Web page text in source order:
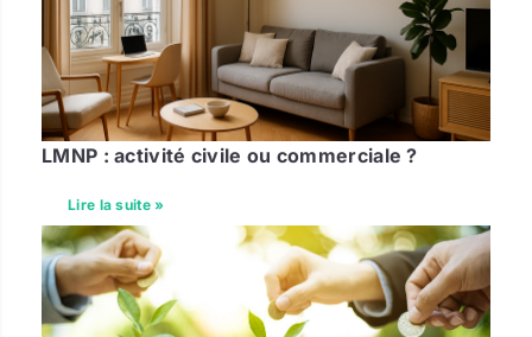
LMNP : activité civile ou commerciale ?
Lire la suite »